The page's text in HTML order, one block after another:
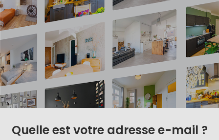
Quelle est votre adresse e-mail ?